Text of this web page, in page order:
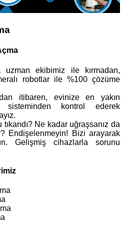
uzman ekibimiz ile kırmadan,
robotlar ile %100 çözüme
itibaren, evinize en yakın
kontrol ederek
Ne kadar uğraşsanız da
Endişelenmeyin! Bizi arayarak
Gelişmiş cihazlarla sorunu